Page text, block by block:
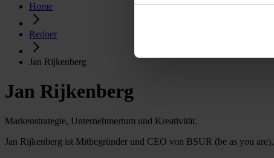
Home
Redner
Jan Rijkenberg
Jan Rijkenberg
Markenstrategie, Unternehmertum und Kreativität.
Jan Rijkenberg ist Mitbegründer und CEO von BSUR (be as you